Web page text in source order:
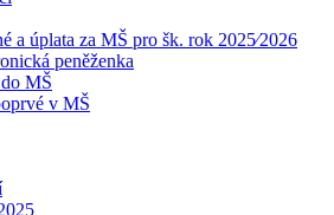
a úplata za MŠ pro šk. rok 2025⁄2026
peněženka
MŠ
v MŠ